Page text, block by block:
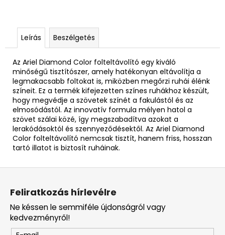
Leírás Beszélgetés
Az Ariel Diamond Color folteltávolító egy kiváló
minőségű tisztítószer, amely hatékonyan eltávolítja a
legmakacsabb foltokat is, miközben megőrzi ruhái élénk
színeit. Ez a termék kifejezetten színes ruhákhoz készült,
hogy megvédje a szövetek színét a fakulástól és az
elmosódástól. Az innovatív formula mélyen hatol a
szövet szálai közé, így megszabadítva azokat a
lerakódásoktól és szennyeződésektől. Az Ariel Diamond
Color folteltávolító nemcsak tisztít, hanem friss, hosszan
tartó illatot is biztosít ruháinak.
L
Feliratkozás hírlevélre
Ne késsen le semmiféle újdonságról vagy
kedvezményről!